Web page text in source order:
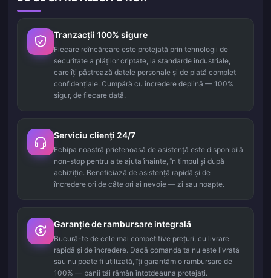
Tranzacții 100% sigure
Fiecare reîncărcare este protejată prin tehnologii de
securitate a plăților criptate, la standarde industriale,
care îți păstrează datele personale și de plată complet
confidențiale. Cumpără cu încredere deplină — 100%
sigur, de fiecare dată.
Serviciu clienți 24/7
Echipa noastră prietenoasă de asistență este disponibilă
non-stop pentru a te ajuta înainte, în timpul și după
achiziție. Beneficiază de asistență rapidă și de
încredere ori de câte ori ai nevoie — zi sau noapte.
Garanție de rambursare integrală
Bucură-te de cele mai competitive prețuri, cu livrare
rapidă și de încredere. Dacă comanda ta nu este livrată
sau nu poate fi utilizată, îți garantăm o rambursare de
100% — banii tăi rămân întotdeauna protejați.